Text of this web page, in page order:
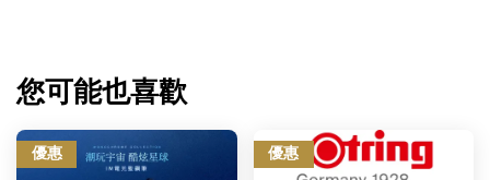
您可能也喜歡
優惠 優惠